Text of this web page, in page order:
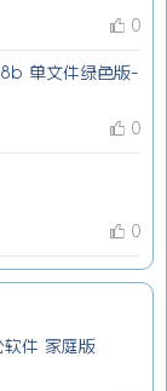
0
单文件绿色版-
0
0
件 家庭版